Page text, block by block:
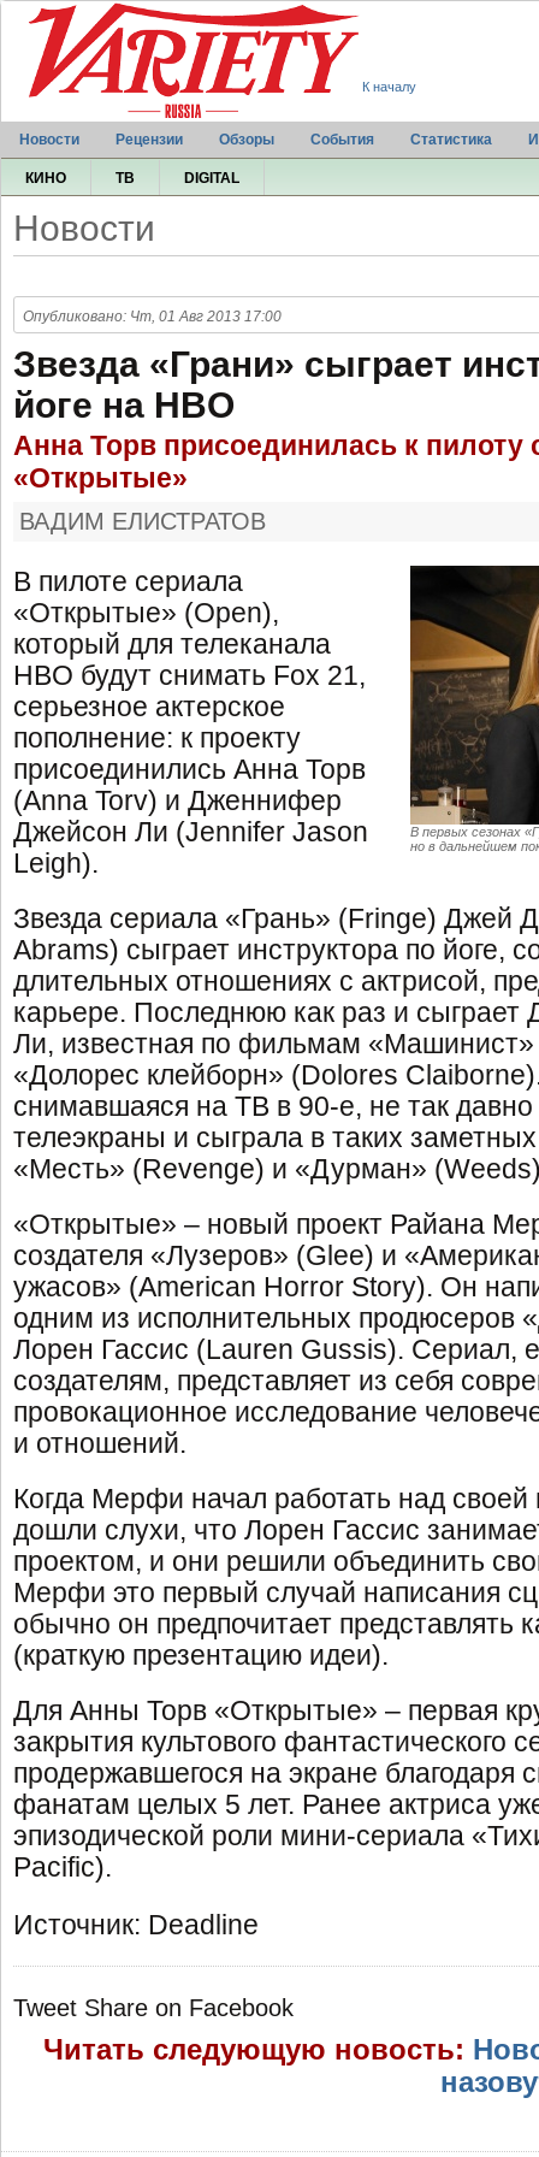
К началу
Новости Рецензии Обзоры События Статистика
КИНО ТВ DIGITAL
Новости
Опубликовано: Чт, 01 Авг 2013 17:00
Звезда «Грани» сыграет
йоге на HBO
Анна Торв присоединилась к пилоту
«Открытые»
ВАДИМ ЕЛИСТРАТОВ
В первых сезонах
но в дальнейшем
В пилоте сериала
«Открытые» (Open),
который для телеканала
HBO будут снимать Fox 21,
серьезное актерское
пополнение: к проекту
присоединились Анна Торв
(Anna Torv) и Дженнифер
Джейсон Ли (Jennifer Jason
Leigh).
Звезда сериала «Грань» (Fringe) Джей
Abrams) сыграет инструктора по йоге,
длительных отношениях с актрисой,
карьере. Последнюю как раз и
Ли, известная по фильмам «Машинист»
«Долорес клейборн» (Dolores
снимавшаяся на ТВ в 90-е, не так
телеэкраны и сыграла в таких заметных
«Месть» (Revenge) и «Дурман»
«Открытые» – новый проект Райана
создателя «Лузеров» (Glee) и
ужасов» (American Horror Story). Он
одним из исполнительных продюсеров
Лорен Гассис (Lauren Gussis). Сериал,
создателям, представляет из себя
провокационное исследование
и отношений.
Когда Мерфи начал работать над своей
дошли слухи, что Лорен Гассис
проектом, и они решили объединить
Мерфи это первый случай написания
обычно он предпочитает представлять
(краткую презентацию идеи).
Для Анны Торв «Открытые» – первая
закрытия культового фантастического
продержавшегося на экране благодаря
фанатам целых 5 лет. Ранее актриса
эпизодической роли мини-сериала
Pacific).
Источник: Deadline
Tweet Share on Facebook
Читать следующую новость: